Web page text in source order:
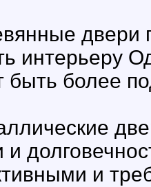
двери
интерьеру
быть более
и
и